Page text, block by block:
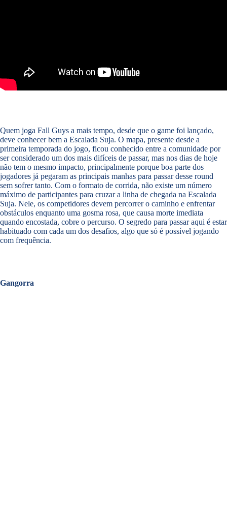
Quem joga Fall Guys a mais tempo, desde que o game foi lançado,
deve conhecer bem a Escalada Suja. O mapa, presente desde a
primeira temporada do jogo, ficou conhecido entre a comunidade por
ser considerado um dos mais difíceis de passar, mas nos dias de hoje
não tem o mesmo impacto, principalmente porque boa parte dos
jogadores já pegaram as principais manhas para passar desse round
sem sofrer tanto. Com o formato de corrida, não existe um número
máximo de participantes para cruzar a linha de chegada na Escalada
Suja. Nele, os competidores devem percorrer o caminho e enfrentar
obstáculos enquanto uma gosma rosa, que causa morte imediata
quando encostada, cobre o percurso. O segredo para passar aqui é estar
habituado com cada um dos desafios, algo que só é possível jogando
com frequência.
Gangorra